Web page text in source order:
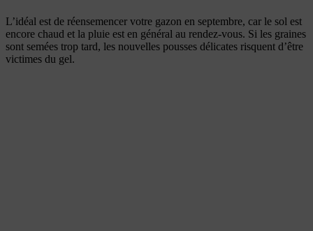
L’idéal est de réensemencer votre gazon en septembre, car le sol est
encore chaud et la pluie est en général au rendez-vous. Si les graines
sont semées trop tard, les nouvelles pousses délicates risquent d’être
victimes du gel.